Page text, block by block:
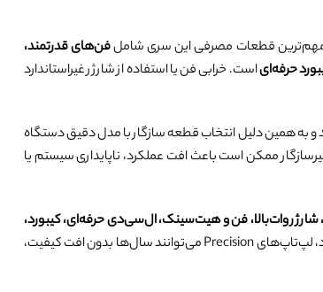
قطعات مصرفی این سری شاملفن‌های قدرتمند،
است. خرابی فن یا استفاده از شارژر غیراستاندارد
و به همین دلیل انتخاب قطعه سازگار با مدل دقیق دستگاه
ممکن است باعث افت عملکرد، ناپایداری سیستم یا
شارژر وات‌بالا، فن و هیت‌سینک، ال‌سی‌دی حرفه‌ای، کیبورد،
برای مدل‌های مختلف این سری عرضه می‌شود. با استفاده از قطعات اصلی و استاندارد، لپ‌تاپ‌های Precision می‌توانند سال‌ها بدون افت کیفیت،